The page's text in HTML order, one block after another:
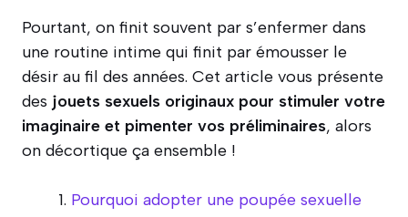
Pourtant, on finit souvent par s’enfermer dans
une routine intime qui finit par émousser le
désir au fil des années. Cet article vous présente
des jouets sexuels originaux pour stimuler votre
imaginaire et pimenter vos préliminaires, alors
on décortique ça ensemble !
Pourquoi adopter une poupée sexuelle